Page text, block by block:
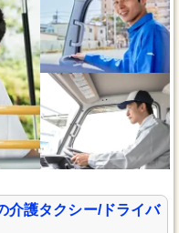
介護タクシー/ドライバ